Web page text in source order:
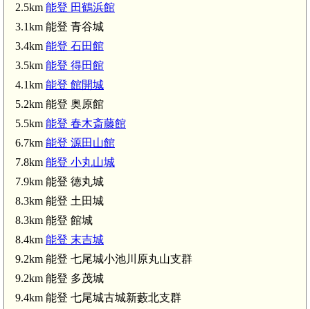
2.5km 能登 田鶴浜館
3.1km 能登 青谷城
3.4km 能登 石田館
3.5km 能登 得田館
4.1km 能登 館開城
5.2km 能登 奥原館
5.5km 能登 春木斎藤館
6.7km 能登 源田山館
7.8km 能登 小丸山城
7.9km 能登 徳丸城
8.3km 能登 土田城
8.3km 能登 館城
8.4km 能登 末吉城
9.2km 能登 七尾城小池川原丸山支群
9.2km 能登 多茂城
9.4km 能登 七尾城古城新藪北支群